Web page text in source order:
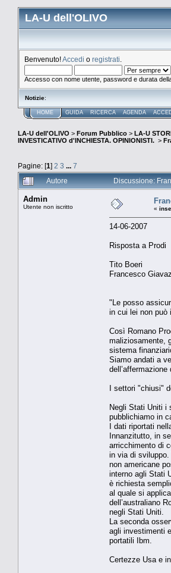
LA-U dell'OLIVO
Benvenuto!Accedi o registrati
Accesso con nome utente, password e durata
Notizie:
HOME GUIDA RICERCA AGENDA
LA-U dell'OLIVO > Forum Pubblico > LA-U
INVESTICATIVO d'INCHIESTA. OPINIONISTI. >
Pagine: [1] 2 3 ... 7
Autore
Discussione:
Admin
Utente non iscritto «
14-06-2007
Risposta a Prodi
Tito Boeri
Francesco
"Le posso
in cui lei non può
Così Romano
maliziosamente,
sistema
Siamo andati a
I settori "chiusi"
Negli Stati Uniti i
pubblichiamo in
I dati riportati
Innanzitutto, in
arricchimento di
in via di
non americane
interno agli Stati
è richiesta
al quale si
dell’australiano
negli Stati Uniti.
La seconda
agli investimenti
portatili Ibm.
Certezze Usa e